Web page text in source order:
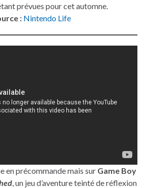
prévues pour cet automne.
: Nintendo Life
en précommande mais sur Game Boy
, un jeu d’aventure teinté de réflexion